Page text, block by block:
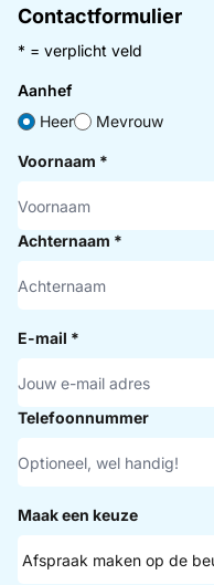
Contactformulier
* = verplicht veld
Aanhef
Heer
Mevrouw
Voornaam *
Achternaam *
E-mail *
Telefoonnummer
Maak een keuze